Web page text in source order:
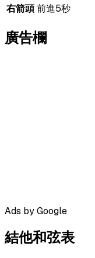
右箭頭前進5秒
廣告欄
Ads by Google
結他和弦表